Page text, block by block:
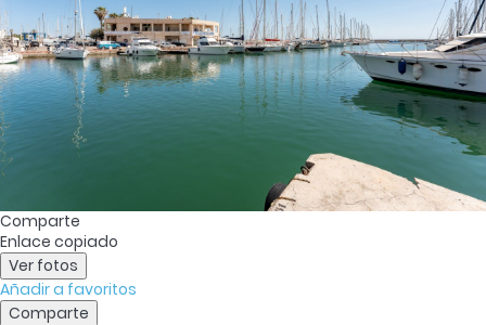
Comparte
Enlace copiado
Ver fotos
Añadir a favoritos
Comparte